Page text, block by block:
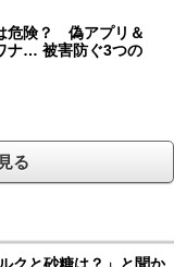
危険？ 偽アプリ＆
ナ… 被害防ぐ3つの
る
クと砂糖は？」と聞か